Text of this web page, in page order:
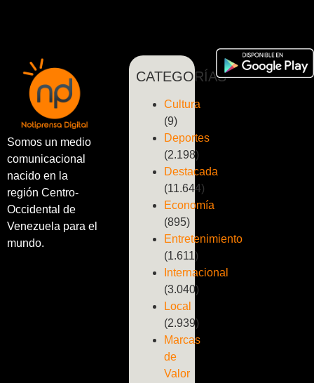
Somos un medio
comunicacional
nacido en la
región Centro-
Occidental de
Venezuela para el
mundo.
CATEGORÍAS
Cultura
(9)
Deportes
(2.198)
Destacada
(11.644)
Economía
(895)
Entretenimiento
(1.611)
Internacional
(3.040)
Local
(2.939)
Marcas
de
Valor